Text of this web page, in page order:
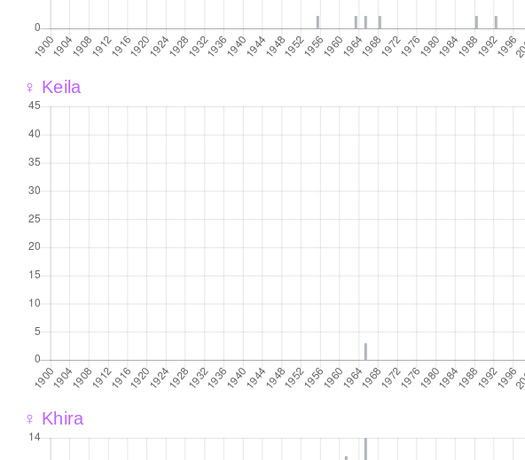
♀ Keila
♀ Khira